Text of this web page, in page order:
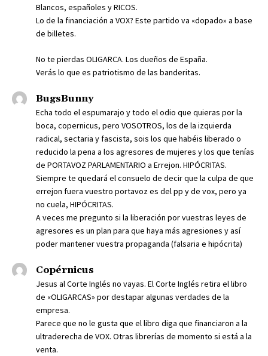
Blancos, españoles y RICOS.
Lo de la financiación a VOX? Este partido va «dopado» a base
de billetes.
No te pierdas OLIGARCA. Los dueños de España.
Verás lo que es patriotismo de las banderitas.
BugsBunny
Echa todo el espumarajo y todo el odio que quieras por la
boca, copernicus, pero VOSOTROS, los de la izquierda
radical, sectaria y fascista, sois los que habéis liberado o
reducido la pena a los agresores de mujeres y los que tenías
de PORTAVOZ PARLAMENTARIO a Errejon. HIPÓCRITAS.
Siempre te quedará el consuelo de decir que la culpa de que
errejon fuera vuestro portavoz es del pp y de vox, pero ya
no cuela, HIPÓCRITAS.
A veces me pregunto si la liberación por vuestras leyes de
agresores es un plan para que haya más agresiones y así
poder mantener vuestra propaganda (falsaria e hipócrita)
Copérnicus
Jesus al Corte Inglés no vayas. El Corte Inglés retira el libro
de «OLIGARCAS» por destapar algunas verdades de la
empresa.
Parece que no le gusta que el libro diga que financiaron a la
ultraderecha de VOX. Otras librerías de momento si está a la
venta.